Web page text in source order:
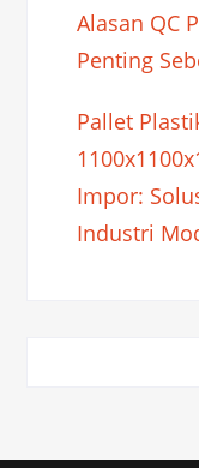
Alasan QC
Penting
Pallet
Impor:
Industri